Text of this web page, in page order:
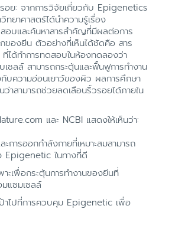
อย: จากการวิจัยเกี่ยวกับ Epigenetics
ยาศาสตร์ได้นำความรู้เรื่อง
อบและค้นหาสารสำคัญที่มีผลต่อการ
ของยีน ตัวอย่างที่เห็นได้ชัดคือ สาร
ได้ทำการทดสอบในห้องทดลองว่า
เซลล์ สามารถกระตุ้นและฟื้นฟูการทำงาน
บความอ่อนเยาว์ของผิว ผลการศึกษา
ว่าสามารถช่วยลดเลือนริ้วรอยได้ภายใน
และ NCBI แสดงให้เห็นว่า:
การออกกำลังกายที่เหมาะสมสามารถ
Epigenetic ในทางที่ดี
าะเพื่อกระตุ้นการทำงานของยีนที่
แซมเซลล์
าไปที่การควบคุม Epigenetic เพื่อ